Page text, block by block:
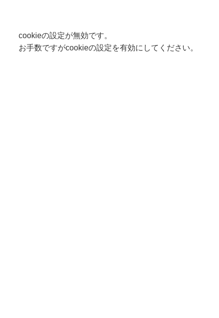
cookieの設定が無効です。
お手数ですがcookieの設定を有効にしてください。